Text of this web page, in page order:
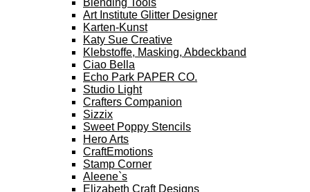
Blending Tools
Art Institute Glitter Designer
Karten-Kunst
Katy Sue Creative
Klebstoffe, Masking, Abdeckband
Ciao Bella
Echo Park PAPER CO.
Studio Light
Crafters Companion
Sizzix
Sweet Poppy Stencils
Hero Arts
CraftEmotions
Stamp Corner
Aleene`s
Elizabeth Craft Designs